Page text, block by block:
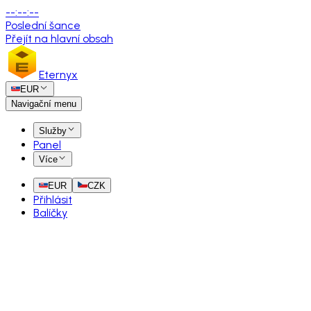
--:--:--
Poslední šance
Přejít na hlavní obsah
Eternyx
EUR
Navigační menu
Služby
Panel
Více
EUR CZK
Přihlásit
Balíčky